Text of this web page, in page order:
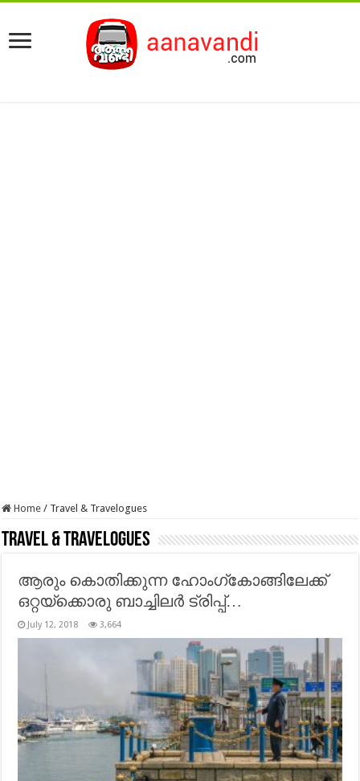
Home / Travel & Travelogues
Travel & Travelogues
ആരും കൊതിക്കുന്ന ഹോംഗ്‌കോങ്ങിലേക്ക്
ഒറ്റയ്ക്കൊരു ബാച്ചിലർ ട്രിപ്പ്…
July 12, 2018 3,664